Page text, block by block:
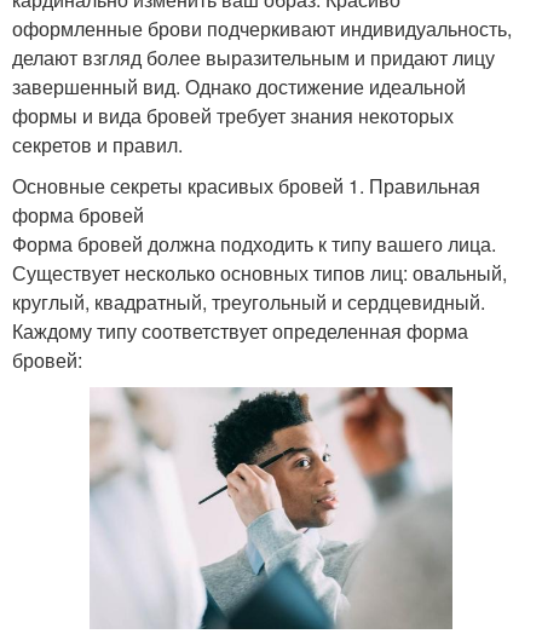
оформленные брови подчеркивают индивидуальность,
делают взгляд более выразительным и придают лицу
завершенный вид. Однако достижение идеальной
формы и вида бровей требует знания некоторых
секретов и правил.
Основные секреты красивых бровей 1. Правильная
форма бровей
Форма бровей должна подходить к типу вашего лица.
Существует несколько основных типов лиц: овальный,
круглый, квадратный, треугольный и сердцевидный.
Каждому типу соответствует определенная форма
бровей: